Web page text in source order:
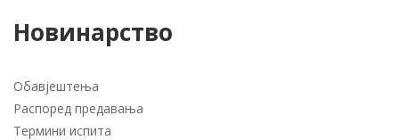
Новинарство
Обавјештења
Распоред предавања
Термини испита